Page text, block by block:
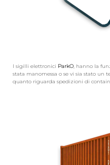
I sigilli elettronici ParkO, hanno la
stata manomessa o se vi sia stato
quanto riguarda spedizioni di